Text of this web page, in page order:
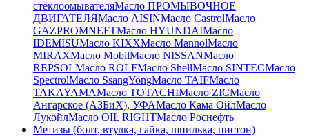
стеклоомывателяМасло ПРОМЫВОЧНОЕ
ДВИГАТЕЛЯМасло AISINМасло CastrolМасло
GAZPROMNEFTМасло HYUNDAIМасло
IDEMISUМасло KIXXМасло MannolМасло
MIRAXМасло MobilМасло NISSANМасло
REPSOLМасло ROLFМасло ShellМасло SINTECМасло
SpectrolМасло SsangYongМасло TAIFМасло
TAKAYAMAМасло TOTACHIМасло ZICМасло
Ангарское (АЗБиХ), УФАМасло Кама ОйлМасло
ЛукойлМасло ОIL RIGHTМасло Роснефть
Метизы (болт, втулка, гайка, шпилька, пистон)